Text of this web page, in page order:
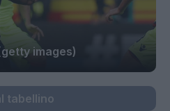
images)
tabellino